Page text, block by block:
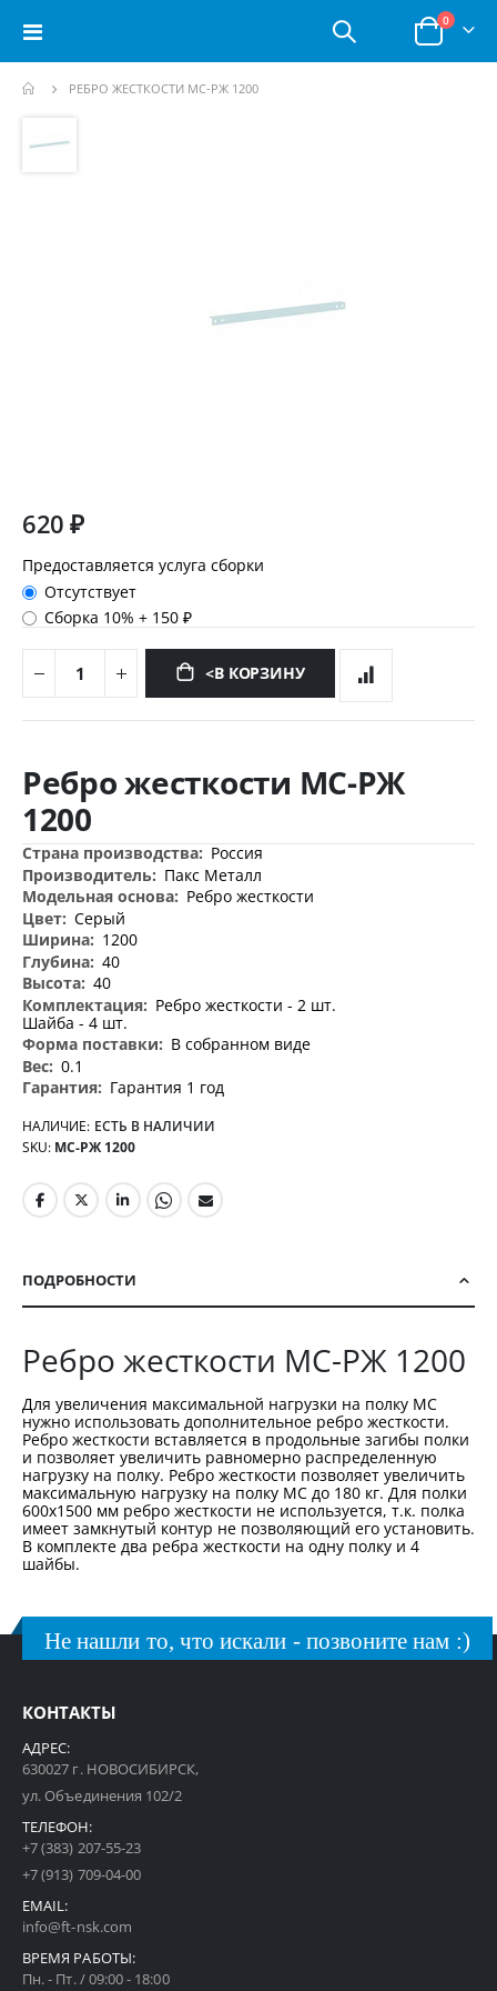
Toggle
Корзина
0позиции
РЕБРО ЖЕСТКОСТИ МС-РЖ 1200
и
620 ₽
Предоставляется услуга сборки
Отсутствует
Сборка 10%+ 150 ₽
<В КОРЗИНУ
к
началу
галереи
изображений
Ребро жесткости МС-РЖ
1200
Дополнительная
информация
Россия
Пакс Металл
Ребро жесткости
Серый
1200
40
40
Ребро жесткости - 2 шт.
Шайба - 4 шт.
В собранном виде
0.1
Гарантия 1 год
НАЛИЧИЕ: ЕСТЬ В НАЛИЧИИ
SKU МС-РЖ 1200
ПОДРОБНОСТИ
Ребро жесткости МС-РЖ 1200
Для увеличения максимальной нагрузки на полку МС
нужно использовать дополнительное ребро жесткости.
Ребро жесткости вставляется в продольные загибы полки
и позволяет увеличить равномерно распределенную
нагрузку на полку. Ребро жесткости позволяет увеличить
максимальную нагрузку на полку МС до 180 кг. Для полки
600х1500 мм ребро жесткости не используется, т.к. полка
имеет замкнутый контур не позволяющий его установить.
В комплекте два ребра жесткости на одну полку и 4
шайбы.
Не нашли то, что искали - позвоните нам :)
КОНТАКТЫ
АДРЕС:
630027 г. НОВОСИБИРСК,
ул. Объединения 102/2
ТЕЛЕФОН:
+7 (383) 207-55-23
+7 (913) 709-04-00
EMAIL:
info@ft-nsk.com
ВРЕМЯ РАБОТЫ:
Пн. - Пт. / 09:00 - 18:00